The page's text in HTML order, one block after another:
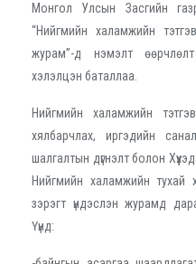
Монгол Улсын Засгийн
“Нийгмийн халамжийн
журам”-д нэмэлт
хэлэлцэн баталлаа.
Нийгмийн халамжийн
хялбарчлах, иргэдийн
шалгалтын дүгнэлт болон
Нийгмийн халамжийн тухай
зэрэгт үндэслэн журамд
Үүнд: